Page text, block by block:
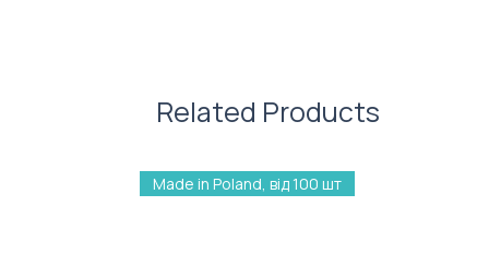
Розмір: 42х32x13 см
Related Products
Made in Poland, від 100 шт